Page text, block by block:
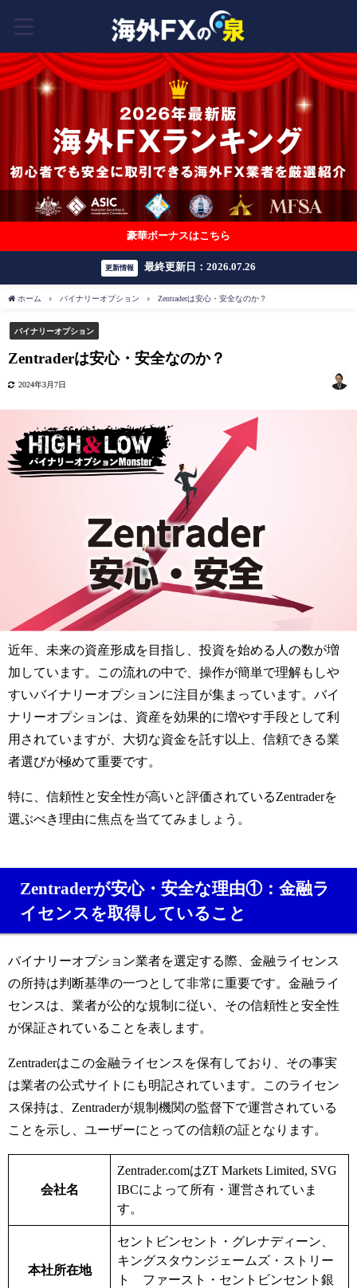
豪華ボーナスはこちら
更新情報 最終更新日：2026.07.26
ホーム バイナリーオプション Zentraderは安心・安全なのか？
バイナリーオプション
Zentraderは安心・安全なのか？
2024年3月7日
近年、未来の資産形成を目指し、投資を始める人の数が増
加しています。この流れの中で、操作が簡単で理解もしや
すいバイナリーオプションに注目が集まっています。バイ
ナリーオプションは、資産を効果的に増やす手段として利
用されていますが、大切な資金を託す以上、信頼できる業
者選びが極めて重要です。
特に、信頼性と安全性が高いと評価されているZentraderを
選ぶべき理由に焦点を当ててみましょう。
Zentraderが安心・安全な理由①：金融ラ
イセンスを取得していること
バイナリーオプション業者を選定する際、金融ライセンス
の所持は判断基準の一つとして非常に重要です。金融ライ
センスは、業者が公的な規制に従い、その信頼性と安全性
が保証されていることを表します。
Zentraderはこの金融ライセンスを保有しており、その事実
は業者の公式サイトにも明記されています。このライセン
ス保持は、Zentraderが規制機関の監督下で運営されている
ことを示し、ユーザーにとっての信頼の証となります。
会社名
Zentrader.comはZT Markets Limited, SVG
IBCによって所有・運営されていま
す。
本社所在地
セントビンセント・グレナディーン、
キングスタウンジェームズ・ストリー
ト ファースト・セントビンセント銀